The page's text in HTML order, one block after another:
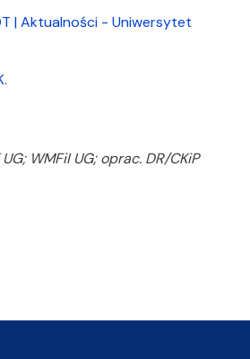
| Aktualności - Uniwersytet
.
UG; WMFiI UG; oprac. DR/CKiP